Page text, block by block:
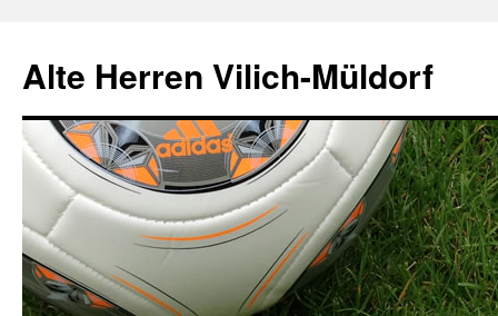
springen
Alte Herren Vilich-Müldorf